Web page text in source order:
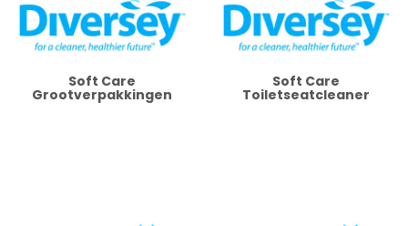
Soft Care
Grootverpakkingen
Soft Care
Toiletseatcleaner